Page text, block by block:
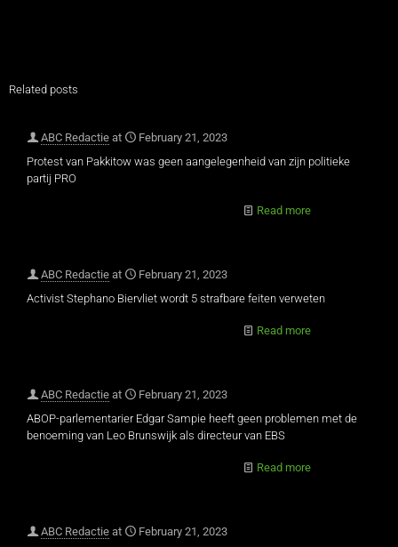
Related posts
ABC Redactie at
February 21, 2023
Protest van Pakkitow was geen aangelegenheid van zijn politieke
partij PRO
Read more
ABC Redactie at
February 21, 2023
Activist Stephano Biervliet wordt 5 strafbare feiten verweten
Read more
ABC Redactie at
February 21, 2023
ABOP-parlementarier Edgar Sampie heeft geen problemen met de
benoeming van Leo Brunswijk als directeur van EBS
Read more
ABC Redactie at
February 21, 2023